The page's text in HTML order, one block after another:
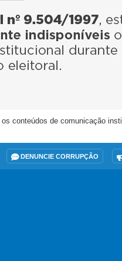
os conteúdos de comunicação
DENUNCIE CORRUPÇÃO